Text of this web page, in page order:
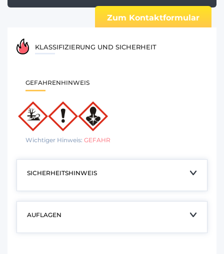
Zum Kontaktformular
KLASSIFIZIERUNG UND SICHERHEIT
GEFAHRENHINWEIS
Wichtiger Hinweis: GEFAHR
SICHERHEITSHINWEIS
AUFLAGEN